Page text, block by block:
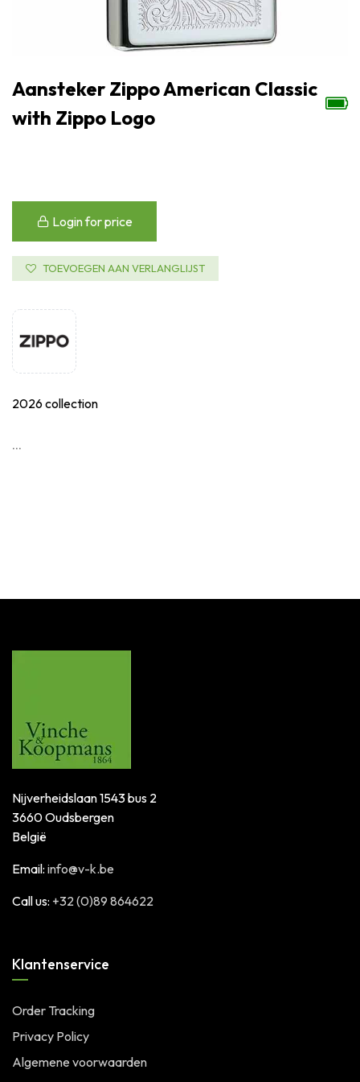
Aansteker Zippo American Classic
with Zippo Logo
Login for price
TOEVOEGEN AAN VERLANGLIJST
2026 collection
...
Nijverheidslaan 1543 bus 2
3660 Oudsbergen
België
Email: info@v-k.be
Call us: +32 (0)89 864622
Klantenservice
Order Tracking
Privacy Policy
Algemene voorwaarden